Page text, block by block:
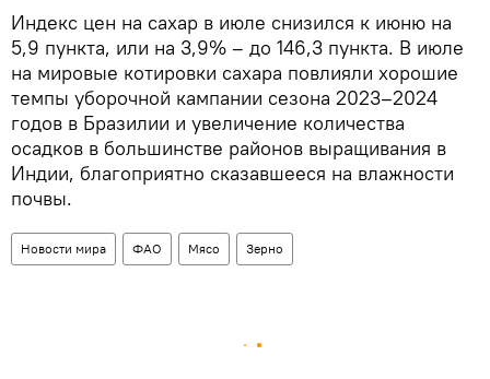
Индекс цен на сахар в июле снизился к июню на
5,9 пункта, или на 3,9% – до 146,3 пункта. В июле
на мировые котировки сахара повлияли хорошие
темпы уборочной кампании сезона 2023–2024
годов в Бразилии и увеличение количества
осадков в большинстве районов выращивания в
Индии, благоприятно сказавшееся на влажности
почвы.
Новости мира ФАО Мясо Зерно